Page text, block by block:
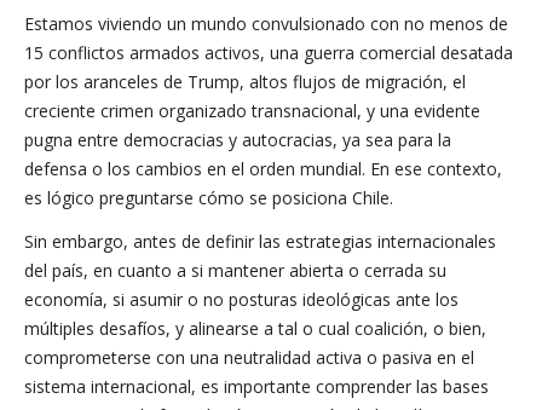
Estamos viviendo un mundo convulsionado con no menos de
15 conflictos armados activos, una guerra comercial desatada
por los aranceles de Trump, altos flujos de migración, el
creciente crimen organizado transnacional, y una evidente
pugna entre democracias y autocracias, ya sea para la
defensa o los cambios en el orden mundial. En ese contexto,
es lógico preguntarse cómo se posiciona Chile.
Sin embargo, antes de definir las estrategias internacionales
del país, en cuanto a si mantener abierta o cerrada su
economía, si asumir o no posturas ideológicas ante los
múltiples desafíos, y alinearse a tal o cual coalición, o bien,
comprometerse con una neutralidad activa o pasiva en el
sistema internacional, es importante comprender las bases